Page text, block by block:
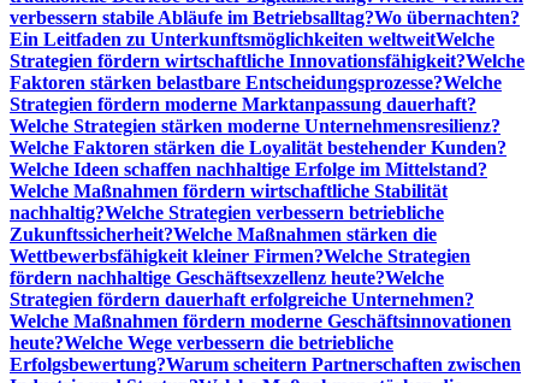
verbessern stabile Abläufe im Betriebsalltag?Wo übernachten?
Ein Leitfaden zu Unterkunftsmöglichkeiten weltweitWelche
Strategien fördern wirtschaftliche Innovationsfähigkeit?Welche
Faktoren stärken belastbare Entscheidungsprozesse?Welche
Strategien fördern moderne Marktanpassung dauerhaft?
Welche Strategien stärken moderne Unternehmensresilienz?
Welche Faktoren stärken die Loyalität bestehender Kunden?
Welche Ideen schaffen nachhaltige Erfolge im Mittelstand?
Welche Maßnahmen fördern wirtschaftliche Stabilität
nachhaltig?Welche Strategien verbessern betriebliche
Zukunftssicherheit?Welche Maßnahmen stärken die
Wettbewerbsfähigkeit kleiner Firmen?Welche Strategien
fördern nachhaltige Geschäftsexzellenz heute?Welche
Strategien fördern dauerhaft erfolgreiche Unternehmen?
Welche Maßnahmen fördern moderne Geschäftsinnovationen
heute?Welche Wege verbessern die betriebliche
Erfolgsbewertung?Warum scheitern Partnerschaften zwischen